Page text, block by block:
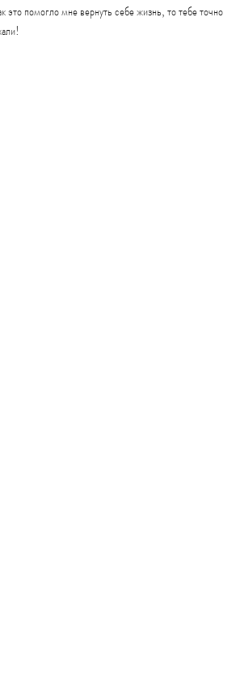
это помогло мне вернуть себе жизнь, то тебе точно